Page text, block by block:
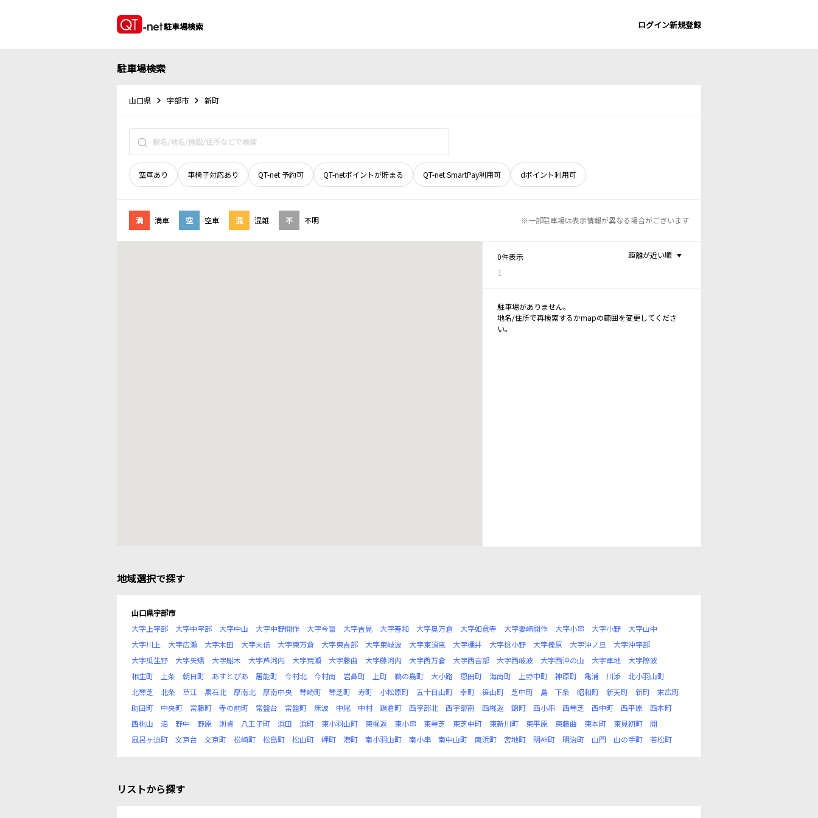
駐車場検索 ログイン新規登録
駐車場検索
山口県 宇部市 新町
空車あり 車椅子対応あり QT-net 予約可 QT-netポイントが貯まる QT-net SmartPay利用可 dポイント利用可
満 満車 空 空車 混 混雑 不 不明 ※一部駐車場は表示情報が異なる場合がございます
0件表示
1
距離が近い順
駐車場がありません。
地名/住所で再検索するかmapの範囲を変更してくださ
い。
地域選択で探す
山口県宇部市
大字上宇部
大字中宇部 大字中山 大字中野開作 大字今富 大字吉見 大字善和 大字奥万倉 大字如意寺 大字妻崎開作 大字小串 大字小野
大字山中
大字川上
大字広瀬 大字木田 大字末信 大字東万倉 大字東吉部 大字東岐波 大字東須恵 大字棚井 大字棯小野 大字櫟原 大字沖ノ旦
大字沖宇部
大字瓜生野
大字矢矯 大字船木 大字芦河内 大字荒瀬 大字藤曲 大字藤河内 大字西万倉 大字西吉部 大字西岐波 大字西沖の山 大字車地
大字際波
相生町
上条 朝日町 あすとぴあ 居能町 今村北 今村南 岩鼻町 上町 鵜の島町 大小路 恩田町 海南町 上野中町 神原町 亀浦 川添
北小羽山町
北琴芝
北条 草江 黒石北 厚南北 厚南中央 琴崎町 琴芝町 寿町 小松原町 五十目山町 幸町 笹山町 芝中町 島 下条 昭和町 新天町 新町
末広町
助田町
中央町 常藤町 寺の前町 常盤台 常盤町 床波 中尾 中村 鍋倉町 西宇部北 西宇部南 西梶返 錦町 西小串 西琴芝 西中町 西平原
西本町
西桃山
沼 野中 野原 則貞 八王子町 浜田 浜町 東小羽山町 東梶返 東小串 東琴芝 東芝中町 東新川町 東平原 東藤曲 東本町 東見初町
開
風呂ヶ迫町
文京台 文京町 松崎町 松島町 松山町 岬町 港町 南小羽山町 南小串 南中山町 南浜町 宮地町 明神町 明治町 山門 山の手町 若松町
リストから探す